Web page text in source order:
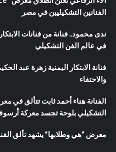
الفنانين التشكيليين في مصر
ندى محمود.. فنانة من فنانات
في عالم الفن التشكيلي
فنانة الابتكار اليمنية زهرة عبد
والاحتفاء
الفنانة هناء أحمد ثابت تتألق في
التشكيلي بلوحة تجسد معركة
معرض “هي وطلابها” يشهد تألق